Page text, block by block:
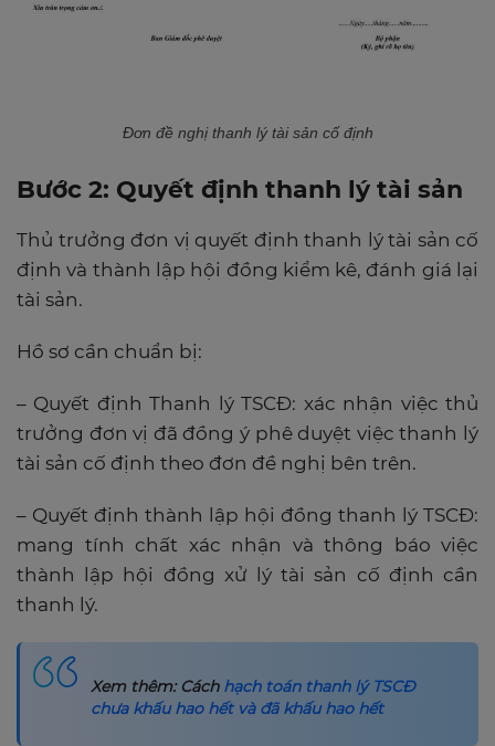
Đơn đề nghị thanh lý tài sản cố định
Bước 2: Quyết định thanh lý tài sản
Thủ trưởng đơn vị quyết định thanh lý tài sản cố
định và thành lập hội đồng kiểm kê, đánh giá lại
tài sản.
Hồ sơ cần chuẩn bị:
– Quyết định Thanh lý TSCĐ: xác nhận việc thủ
trưởng đơn vị đã đồng ý phê duyệt việc thanh lý
tài sản cố định theo đơn đề nghị bên trên.
– Quyết định thành lập hội đồng thanh lý TSCĐ:
mang tính chất xác nhận và thông báo việc
thành lập hội đồng xử lý tài sản cố định cần
thanh lý.
Xem thêm: Cách hạch toán thanh lý TSCĐ
chưa khấu hao hết và đã khấu hao hết